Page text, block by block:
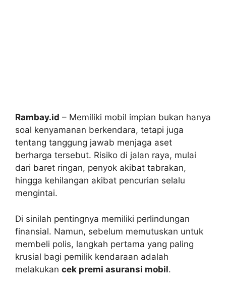
Rambay.id – Memiliki mobil impian bukan hanya
soal kenyamanan berkendara, tetapi juga
tentang tanggung jawab menjaga aset
berharga tersebut. Risiko di jalan raya, mulai
dari baret ringan, penyok akibat tabrakan,
hingga kehilangan akibat pencurian selalu
mengintai.
Di sinilah pentingnya memiliki perlindungan
finansial. Namun, sebelum memutuskan untuk
membeli polis, langkah pertama yang paling
krusial bagi pemilik kendaraan adalah
melakukan cek premi asuransi mobil.